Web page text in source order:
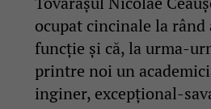
ocupat cincinale la rând
funcție și că, la urma-
printre noi un
inginer, excepțional-